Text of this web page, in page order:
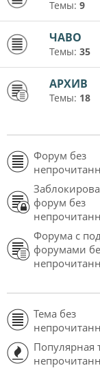
Темы: 9
ЧАВО
Темы: 35
АРХИВ
Темы: 18
Форум без
форум без
Форума с
форумами
Тема без
Популярная